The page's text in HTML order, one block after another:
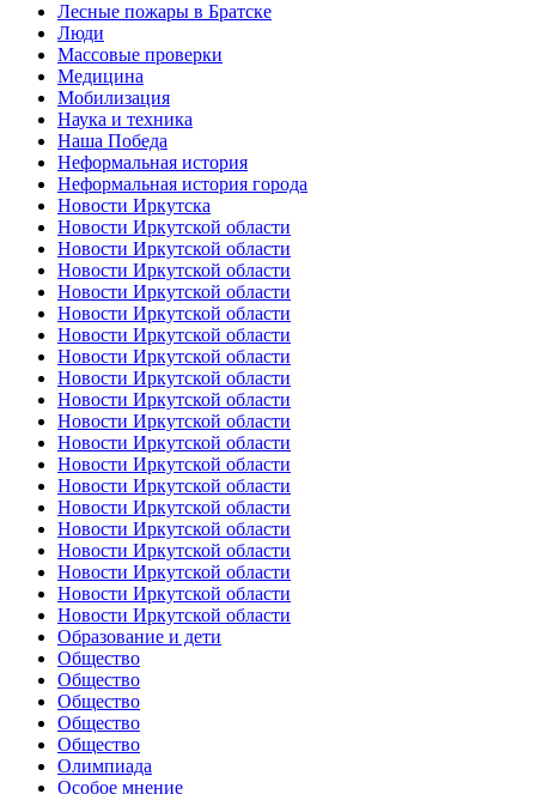
Лесные пожары в Братске
Люди
Массовые проверки
Медицина
Мобилизация
Наука и техника
Наша Победа
Неформальная история
Неформальная история города
Новости Иркутска
Новости Иркутской области
Новости Иркутской области
Новости Иркутской области
Новости Иркутской области
Новости Иркутской области
Новости Иркутской области
Новости Иркутской области
Новости Иркутской области
Новости Иркутской области
Новости Иркутской области
Новости Иркутской области
Новости Иркутской области
Новости Иркутской области
Новости Иркутской области
Новости Иркутской области
Новости Иркутской области
Новости Иркутской области
Новости Иркутской области
Новости Иркутской области
Образование и дети
Общество
Общество
Общество
Общество
Общество
Олимпиада
Особое мнение